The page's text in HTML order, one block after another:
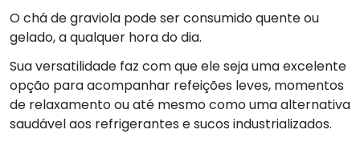
O chá de graviola pode ser consumido quente ou
gelado, a qualquer hora do dia.
Sua versatilidade faz com que ele seja uma excelente
opção para acompanhar refeições leves, momentos
de relaxamento ou até mesmo como uma alternativa
saudável aos refrigerantes e sucos industrializados.